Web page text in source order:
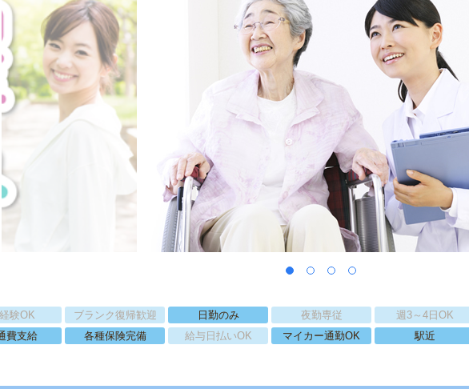
験OK ブランク復帰歓迎 日勤のみ 夜勤専従 週3～4日OK
費支給
各種保険完備 給与日払いOK マイカー通勤OK 駅近